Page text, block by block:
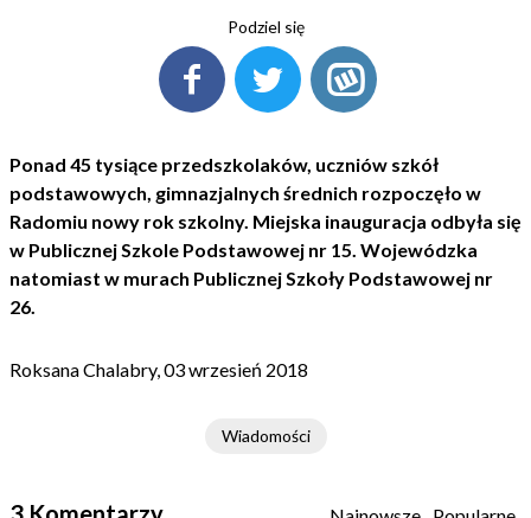
Podziel się
Ponad 45 tysiące przedszkolaków, uczniów szkół
podstawowych, gimnazjalnych średnich rozpoczęło w
Radomiu nowy rok szkolny. Miejska inauguracja odbyła się
w Publicznej Szkole Podstawowej nr 15. Wojewódzka
natomiast w murach Publicznej Szkoły Podstawowej nr
26.
Roksana Chalabry, 03 wrzesień 2018
Wiadomości